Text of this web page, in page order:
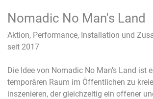
Nomadic No Man's Land
Aktion, Performance, Installation und
seit 2017
Die Idee von Nomadic No Man's Land ist
temporären Raum im Öffentlichen zu
inszenieren, der gleichzeitig ein offener